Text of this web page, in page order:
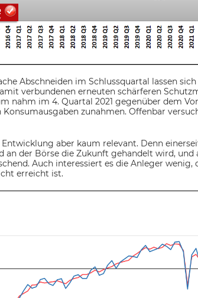
Abschneiden im Schlussquartal lassen
verbundenen erneuten schärferen
nahm im 4. Quartal 2021 gegenüber dem
zunahmen. Offenbar
aber kaum relevant. Denn
an der Börse die Zukunft gehandelt wird,
Auch interessiert es die Anleger wenig,
erreicht ist.